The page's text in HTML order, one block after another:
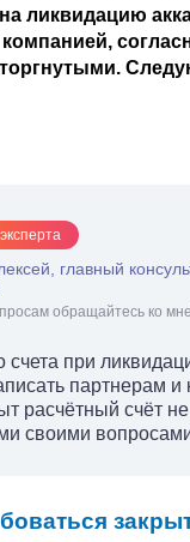
на ликвидацию
главный
обращайтесь ко
счета при
партнерам
расчётный счёт
своими